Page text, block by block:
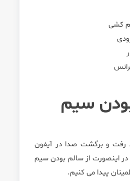
کشی
سیم
رفت و برگشت صدا در آیفون
اینصورت از سالم بودن سیم
پیدا می کنیم.